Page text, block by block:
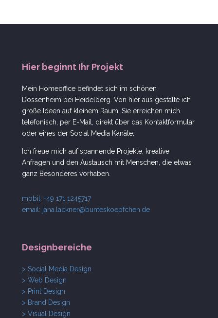
Hier beginnt Ihr Projekt
Mein Homeoffice befindet sich im schönen
Dossenheim bei Heidelberg. Von hier aus gestalte ich
große Ideen auf kleinem Raum. Sie erreichen mich
telefonisch, per E-Mail, direkt über das Kontaktformular
oder eines der Social Media Kanäle.
Ich freue mich auf spannende Projekte, kreative
Anfragen und den Austausch mit Menschen, die etwas
ganz Besonderes vorhaben.
mobil: +49 171 1245717
email: jana.lackner@bunteskoepfchen.de
Designbereiche
> Social Media Design
> Web Design
> Print Design
> Brand Design
> Visual Design